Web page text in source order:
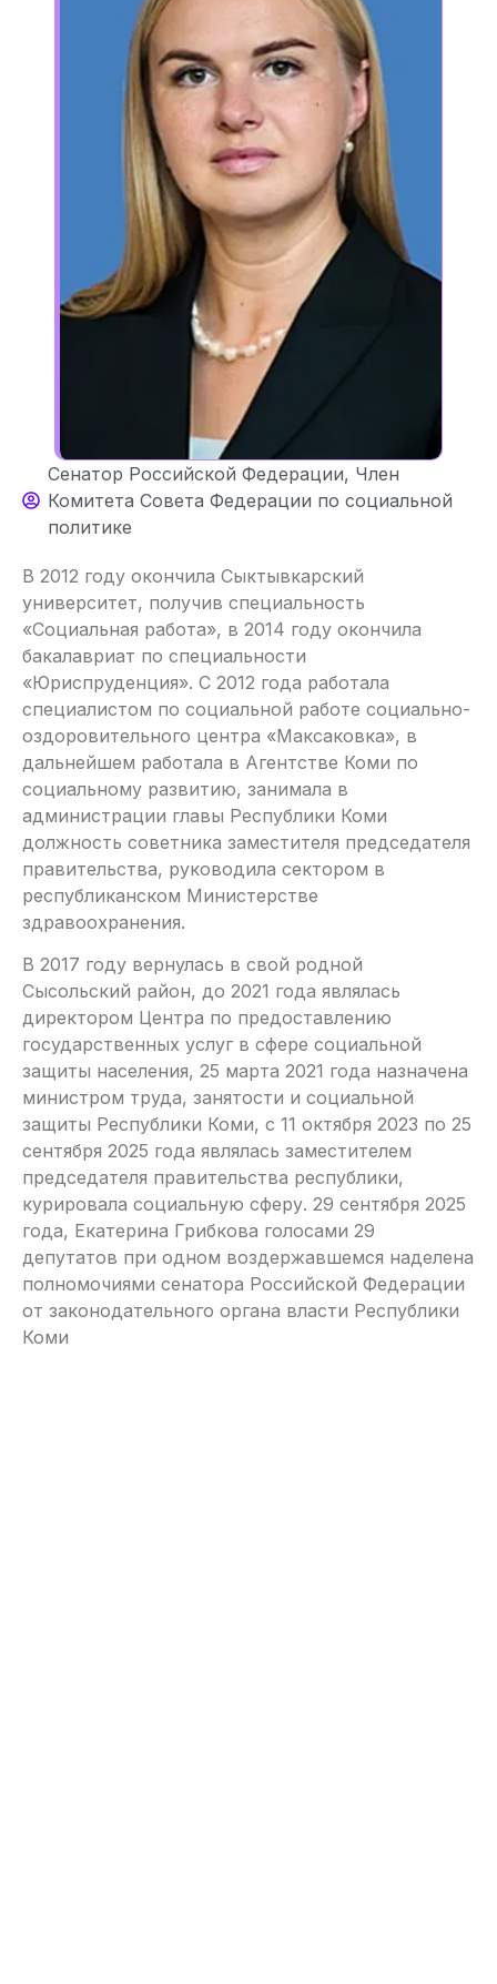
Сенатор Российской Федерации, Член
Комитета Совета Федерации по социальной
политике
В 2012 году окончила Сыктывкарский
университет, получив специальность
«Социальная работа», в 2014 году окончила
бакалавриат по специальности
«Юриспруденция». С 2012 года работала
специалистом по социальной работе социально-
оздоровительного центра «Максаковка», в
дальнейшем работала в Агентстве Коми по
социальному развитию, занимала в
администрации главы Республики Коми
должность советника заместителя председателя
правительства, руководила сектором в
республиканском Министерстве
здравоохранения.
В 2017 году вернулась в свой родной
Сысольский район, до 2021 года являлась
директором Центра по предоставлению
государственных услуг в сфере социальной
защиты населения, 25 марта 2021 года назначена
министром труда, занятости и социальной
защиты Республики Коми, с 11 октября 2023 по 25
сентября 2025 года являлась заместителем
председателя правительства республики,
курировала социальную сферу. 29 сентября 2025
года, Екатерина Грибкова голосами 29
депутатов при одном воздержавшемся наделена
полномочиями сенатора Российской Федерации
от законодательного органа власти Республики
Коми